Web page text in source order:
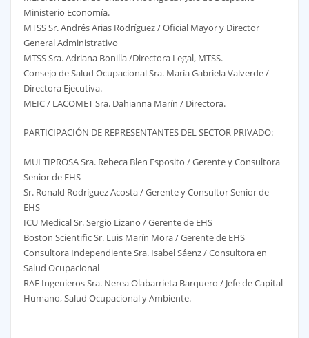
Ministerio Economía.
MTSS Sr. Andrés Arias Rodríguez / Oficial Mayor y Director
General Administrativo
MTSS Sra. Adriana Bonilla /Directora Legal, MTSS.
Consejo de Salud Ocupacional Sra. María Gabriela Valverde /
Directora Ejecutiva.
MEIC / LACOMET Sra. Dahianna Marín / Directora.
PARTICIPACIÓN DE REPRESENTANTES DEL SECTOR PRIVADO:
MULTIPROSA Sra. Rebeca Blen Esposito / Gerente y Consultora
Senior de EHS
Sr. Ronald Rodríguez Acosta / Gerente y Consultor Senior de
EHS
ICU Medical Sr. Sergio Lizano / Gerente de EHS
Boston Scientific Sr. Luis Marín Mora / Gerente de EHS
Consultora Independiente Sra. Isabel Sáenz / Consultora en
Salud Ocupacional
RAE Ingenieros Sra. Nerea Olabarrieta Barquero / Jefe de Capital
Humano, Salud Ocupacional y Ambiente.